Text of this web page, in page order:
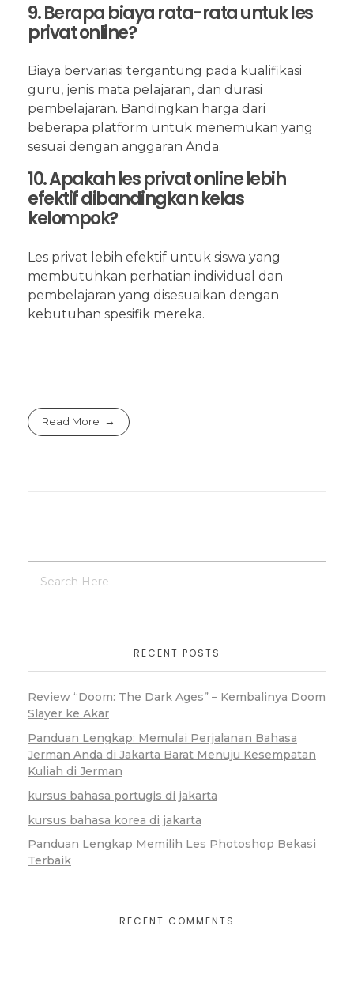
9. Berapa biaya rata-rata untuk les
privat online?
Biaya bervariasi tergantung pada kualifikasi
guru, jenis mata pelajaran, dan durasi
pembelajaran. Bandingkan harga dari
beberapa platform untuk menemukan yang
sesuai dengan anggaran Anda.
10. Apakah les privat online lebih
efektif dibandingkan kelas
kelompok?
Les privat lebih efektif untuk siswa yang
membutuhkan perhatian individual dan
pembelajaran yang disesuaikan dengan
kebutuhan spesifik mereka.
Read More
RECENT POSTS
Review “Doom: The Dark Ages” – Kembalinya Doom
Slayer ke Akar
Panduan Lengkap: Memulai Perjalanan Bahasa
Jerman Anda di Jakarta Barat Menuju Kesempatan
Kuliah di Jerman
kursus bahasa portugis di jakarta
kursus bahasa korea di jakarta
Panduan Lengkap Memilih Les Photoshop Bekasi
Terbaik
RECENT COMMENTS